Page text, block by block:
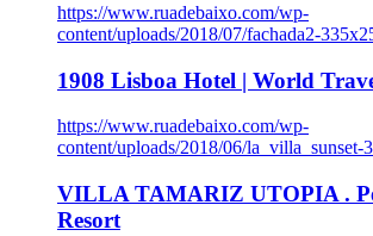
https://www.ruadebaixo.com/wp-
content/uploads/2018/07/fachada2-
1908 Lisboa Hotel | World
https://www.ruadebaixo.com/wp-
content/uploads/2018/06/la_villa_sunset-
VILLA TAMARIZ UTOPIA .
Resort